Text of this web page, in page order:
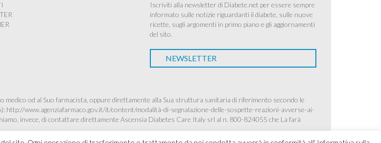
Iscriviti alla newsletter di Diabete.net per essere sempre
informato sulle notizie riguardanti il diabete, sulle nuove
ricette, sugli argomenti in primo piano e gli aggiornamenti
del sito.
NEWSLETTER
medico od al Suo farmacista, oppure direttamente alla Sua struttura sanitaria di riferimento secondo le
http://www.agenziafarmaco.gov.it/it/content/modalità-di-segnalazione-delle-sospette-reazioni-avverse-ai-
invece, di contattare direttamente Ascensia Diabetes Care Italy srl al n. 800-824055 che La farà